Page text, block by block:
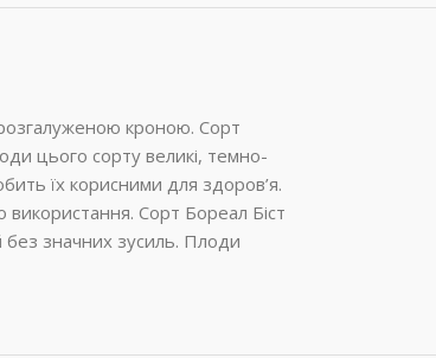
кроною. Сорт
цього сорту великі, темно-
їх корисними для здоров’я.
Сорт Бореал Біст
без значних зусиль. Плоди